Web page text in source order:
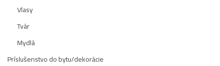
Vlasy
Tvár
Mydlá
Príslušenstvo do bytu/dekorácie